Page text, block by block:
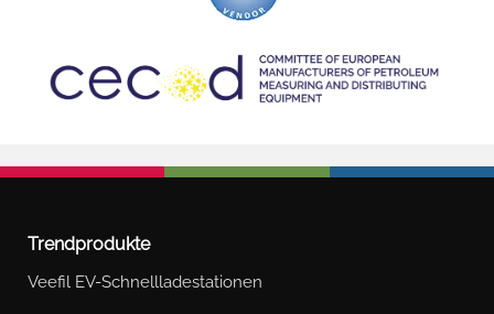
Trendprodukte
Veefil EV-Schnellladestationen